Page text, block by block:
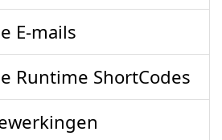
E-mails
Runtime ShortCodes